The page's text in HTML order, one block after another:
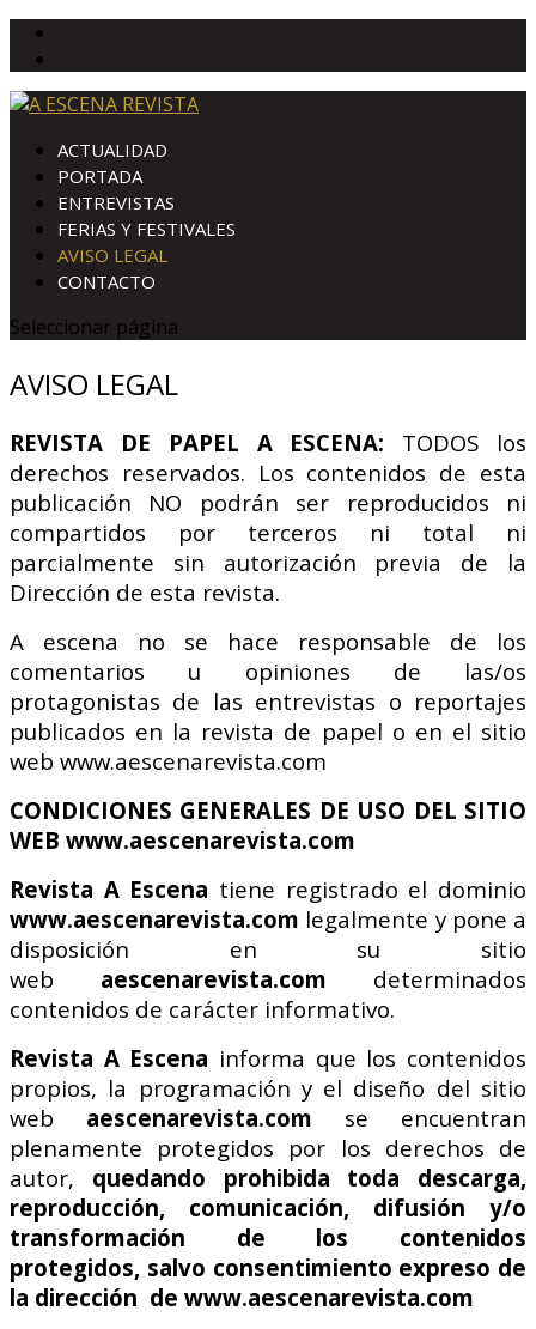
ACTUALIDAD
PORTADA
ENTREVISTAS
FERIAS Y FESTIVALES
AVISO LEGAL
CONTACTO
Seleccionar página
AVISO LEGAL
REVISTA DE PAPEL A ESCENA: TODOS los
derechos reservados. Los contenidos de esta
publicación NO podrán ser reproducidos ni
compartidos por terceros ni total ni
parcialmente sin autorización previa de la
Dirección de esta revista.
A escena no se hace responsable de los
comentarios u opiniones de las/os
protagonistas de las entrevistas o reportajes
publicados en la revista de papel o en el sitio
web www.aescenarevista.com
CONDICIONES GENERALES DE USO DEL SITIO
WEB www.aescenarevista.com
Revista A Escena tiene registrado el dominio
www.aescenarevista.com legalmente y pone a
disposición en su sitio
web aescenarevista.com determinados
contenidos de carácter informativo.
Revista A Escena informa que los contenidos
propios, la programación y el diseño del sitio
web aescenarevista.com se encuentran
plenamente protegidos por los derechos de
autor, quedando prohibida toda descarga,
reproducción, comunicación, difusión y/o
transformación de los contenidos
protegidos, salvo consentimiento expreso de
la dirección de www.aescenarevista.com